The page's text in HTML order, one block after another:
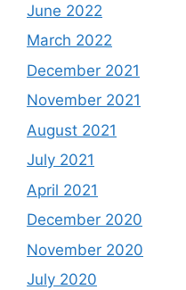
June 2022
March 2022
December 2021
November 2021
August 2021
July 2021
April 2021
December 2020
November 2020
July 2020